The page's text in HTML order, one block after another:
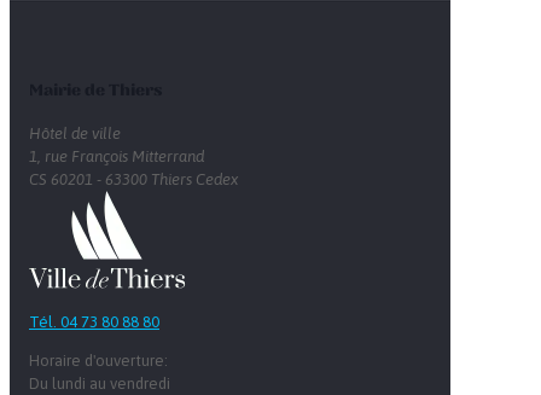
Hôtel de ville
1, rue François Mitterrand
CS 60201 - 63300 Thiers Cedex
Tél. 04 73 80 88 80
Horaire d'ouverture:
Du lundi au vendredi